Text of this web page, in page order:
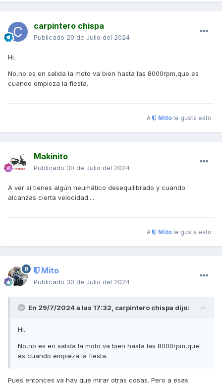
carpintero chispa
Publicado 29 de Julio del 2024
Hi.
No,no es en salida la moto va bien hasta las 8000rpm,que es
cuando empieza la fiesta.
A Mito le gusta esto
Makinito
Publicado 30 de Julio del 2024
A ver si tienes algún neumático desequilibrado y cuando
alcanzas cierta velocidad....
A Mito le gusta esto
Mito
Publicado 30 de Julio del 2024
En 29/7/2024 a las 17:32, carpintero chispa dijo:
Hi.
No,no es en salida la moto va bien hasta las 8000rpm,que
es cuando empieza la fiesta.
Pues entonces ya hay que mirar otras cosas. Pero a esas